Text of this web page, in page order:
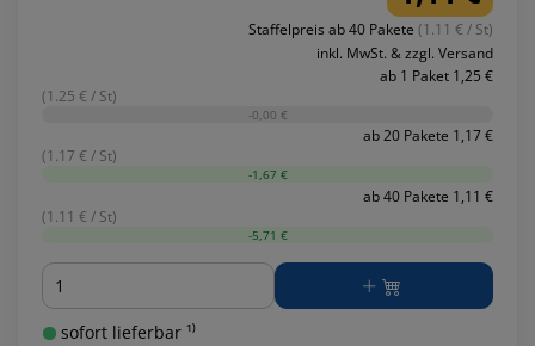
Staffelpreis ab 40 Pakete (1.11 € / St)
inkl. MwSt. & zzgl. Versand
ab 1 Paket 1,25 €
(1.25 € / St)
-0,00 €
ab 20 Pakete 1,17 €
(1.17 € / St)
-1,67 €
ab 40 Pakete 1,11 €
(1.11 € / St)
-5,71 €
Menge
sofort lieferbar ¹⁾